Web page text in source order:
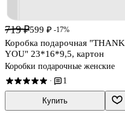
719 ₽599 ₽ -17%
Коробка подарочная "THANK
YOU" 23*16*9,5, картон
Коробки подарочные женские
· 1
Купить